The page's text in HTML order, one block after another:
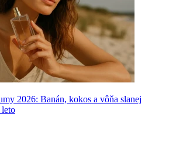
2026: Banán, kokos a vôňa slanej